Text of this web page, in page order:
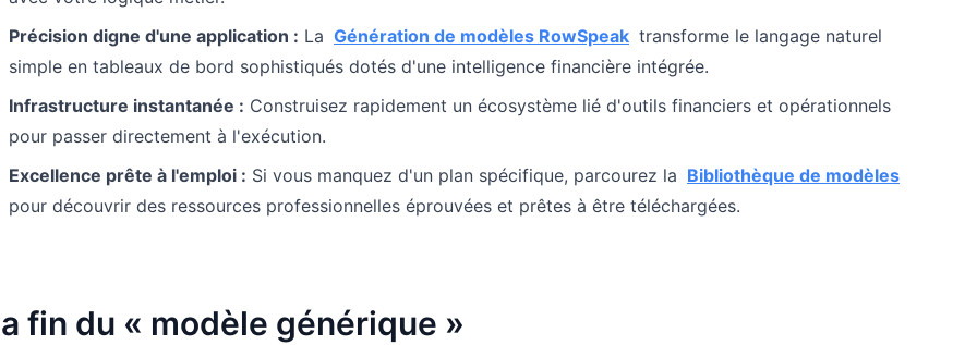
du chiffre d’affaires.
Projet
Gérez jalons, responsables, livrables et
avancement.
Analytique
reporting et le nettoyage.
Communauté
Participez aux échanges, posez vos
Démarrage rapide
Précision digne d'une application : La Génération de modèles RowSpeak transforme le langage naturel
simple en tableaux de bord sophistiqués dotés d'une intelligence financière intégrée.
Infrastructure instantanée : Construisez rapidement un écosystème lié d'outils financiers et opérationnels
pour passer directement à l'exécution.
Excellence prête à l'emploi : Si vous manquez d'un plan spécifique, parcourez la Bibliothèque de modèles
pour découvrir des ressources professionnelles éprouvées et prêtes à être téléchargées.
fin du « modèle générique »